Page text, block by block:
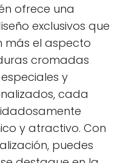
ofrece una
exclusivos que
más el aspecto
cromadas
y
cada
y atractivo. Con
puedes